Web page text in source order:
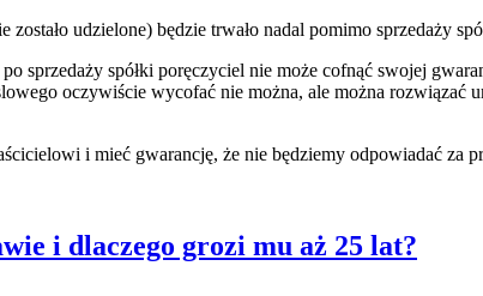
udzielone) będzie trwało nadal pomimo sprzedaży
spółki poręczyciel nie może cofnąć swojej
oczywiście wycofać nie można, ale można rozwiązać
i mieć gwarancję, że nie będziemy odpowiadać za
i dlaczego grozi mu aż 25 lat?